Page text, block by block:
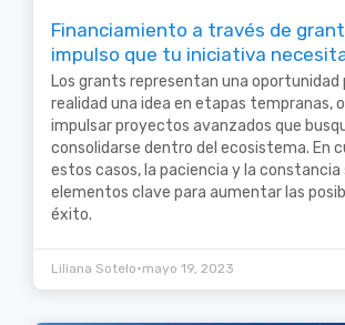
Financiamiento a través de
impulso que tu iniciativa
Los grants representan una oportunidad
realidad una idea en etapas tempranas,
impulsar proyectos avanzados que
consolidarse dentro del ecosistema. En
estos casos, la paciencia y la constancia
elementos clave para aumentar las
éxito.
Liliana Sotelo•mayo 19, 2023